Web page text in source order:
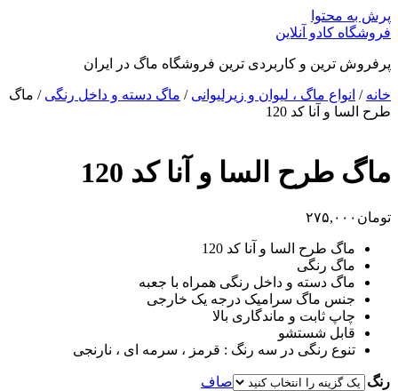
پرش به محتوا
فروشگاه کادو آنلاین
پرفروش ترین و کاربردی ترین فروشگاه ماگ در ایران
خانه / انواع ماگ ، لیوان و زیرلیوانی / ماگ دسته و داخل رنگی / ماگ
طرح السا و آنا کد 120
ماگ طرح السا و آنا کد 120
تومان ۲۷۵,۰۰۰
ماگ طرح السا و آنا کد 120
ماگ رنگی
ماگ دسته و داخل رنگی همراه با جعبه
جنس ماگ سرامیک درجه یک خارجی
چاپ ثابت و ماندگاری بالا
قابل شستشو
تنوع رنگی در سه رنگ : قرمز ، سرمه ای ، نارنجی
رنگ
صاف